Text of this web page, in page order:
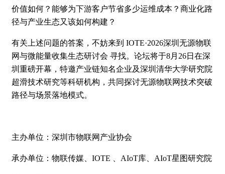
价值如何？能够为下游客户节省多少运维成本？商业化路
径与产业生态又该如何构建？
有关上述问题的答案，不妨来到 IOTE·2026深圳无源物联
网与微能量收集生态研讨会 寻找。论坛将于8月26日在深
圳重磅开幕，特邀产业链知名企业及深圳清华大学研究院
超滑技术研究等科研机构，共同探讨无源物联网技术突破
路径与场景落地模式。
主办单位：深圳市物联网产业协会
承办单位：物联传媒、IOTE 、AIoT库、AIoT星图研究院